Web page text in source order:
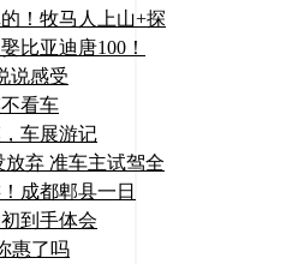
！牧马人上山+探
比亚迪唐100！
说感受
看车
车展游记
弃 准车主试驾全
成都郫县一日
到手体会
惠了吗